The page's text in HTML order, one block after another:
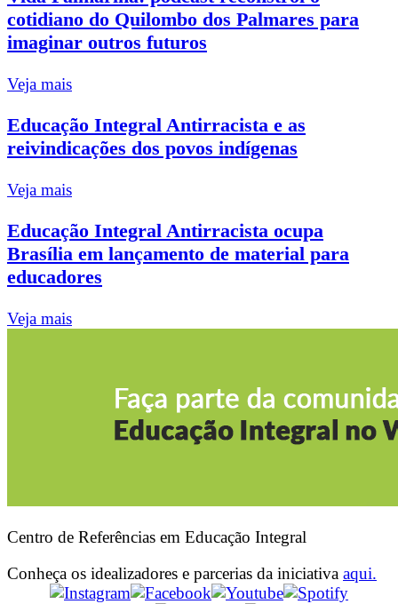
cotidiano do Quilombo dos Palmares para
imaginar outros futuros
Veja mais
Educação Integral Antirracista e as
reivindicações dos povos indígenas
Veja mais
Educação Integral Antirracista ocupa
Brasília em lançamento de material para
educadores
Veja mais
Centro de Referências em Educação Integral
Conheça os idealizadores e parcerias da iniciativa aqui.